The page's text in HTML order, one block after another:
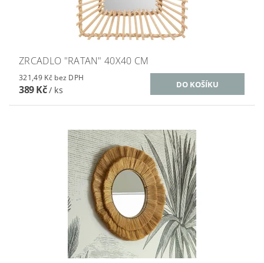
ZRCADLO "RATAN" 40X40 CM
321,49 Kč bez DPH
389 Kč/ ks